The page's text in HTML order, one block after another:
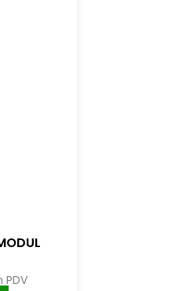
PDV